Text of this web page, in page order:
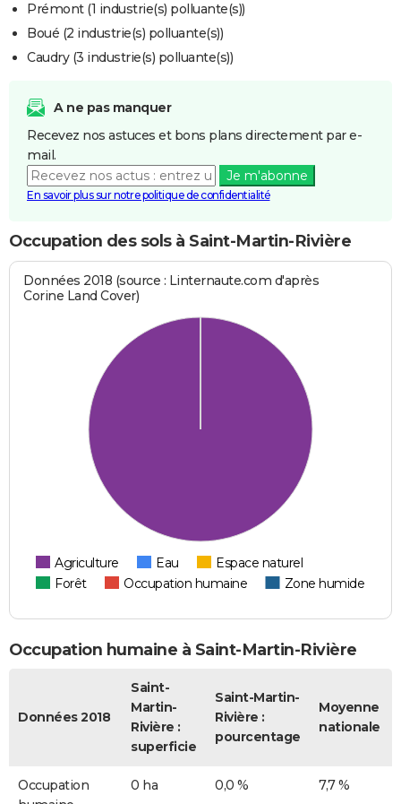
Prémont (1 industrie(s) polluante(s))
Boué (2 industrie(s) polluante(s))
Caudry (3 industrie(s) polluante(s))
A ne pas manquer
Recevez nos astuces et bons plans directement par e-
mail.
Je m'abonne
En savoir plus sur notre politique de confidentialité
Occupation des sols à Saint-Martin-Rivière
Données 2018 (source : Linternaute.com d'après
Corine Land Cover)
Agriculture Eau
Espace naturel
Forêt
Occupation humaine Zone humide
Occupation humaine à Saint-Martin-Rivière
Données 2018
Saint-
Martin-
Rivière :
superficie
Saint-Martin-
Rivière :
pourcentage
Moyenne
nationale
Occupation
0 ha 0,0 % 7,7 %